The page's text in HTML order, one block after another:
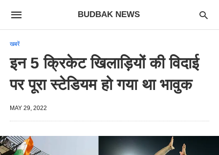
BUDBAK NEWS
खबरें
इन 5 क्रिकेट खिलाड़ियों की विदाई
पर पूरा स्टेडियम हो गया था भावुक
MAY 29, 2022